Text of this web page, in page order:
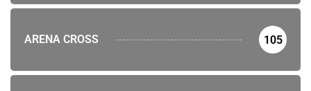
ARENA CROSS 105